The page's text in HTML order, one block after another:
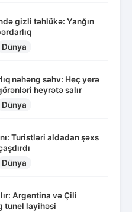
gizli təhlükə: Yanğın
Dünya
nəhəng səhv: Heç yerə
heyrətə salır
Dünya
Turistləri aldadan şəxs
Dünya
Argentina və Çili
tunel layihəsi